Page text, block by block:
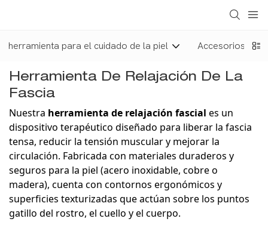
herramienta para el cuidado de la piel Accesorios
Herramienta De Relajación De La
Fascia
Nuestra herramienta de relajación fascial es un
dispositivo terapéutico diseñado para liberar la fascia
tensa, reducir la tensión muscular y mejorar la
circulación. Fabricada con materiales duraderos y
seguros para la piel (acero inoxidable, cobre o
madera), cuenta con contornos ergonómicos y
superficies texturizadas que actúan sobre los puntos
gatillo del rostro, el cuello y el cuerpo.